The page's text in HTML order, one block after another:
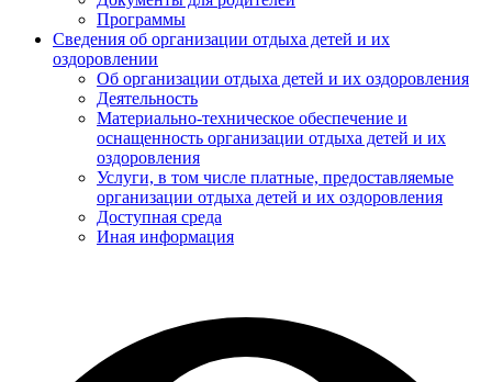
Программы
Сведения об организации отдыха детей и их
оздоровлении
Об организации отдыха детей и их оздоровления
Деятельность
Материально-техническое обеспечение и
оснащенность организации отдыха детей и их
оздоровления
Услуги, в том числе платные, предоставляемые
организации отдыха детей и их оздоровления
Доступная среда
Иная информация